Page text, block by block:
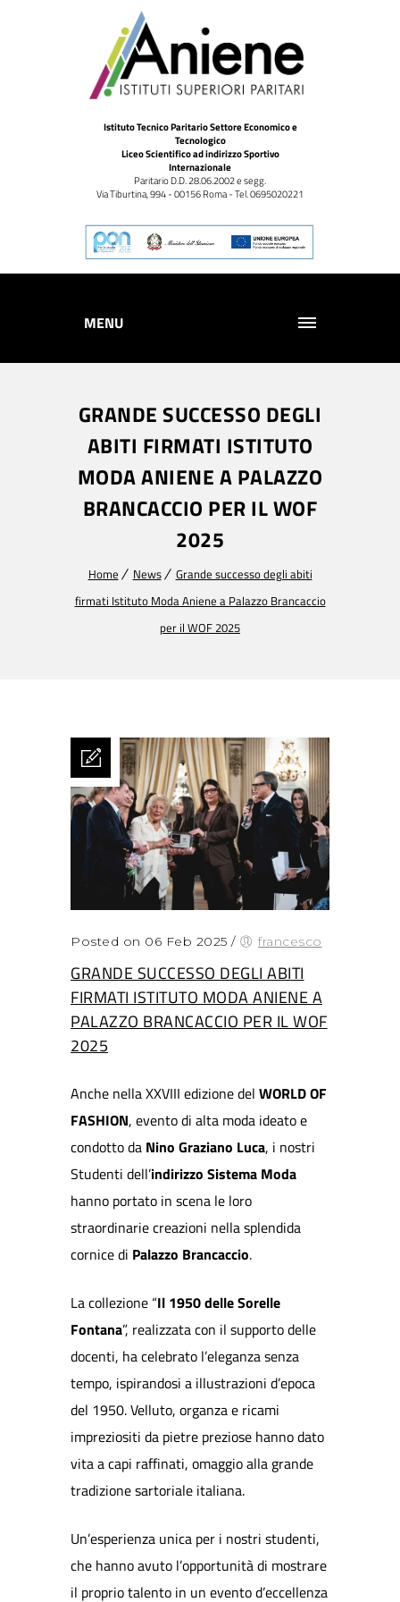
Istituto Tecnico Paritario Settore Economico e
Tecnologico
Liceo Scientifico ad indirizzo Sportivo
Internazionale
Paritario D.D. 28.06.2002 e segg.
Via Tiburtina, 994 - 00156 Roma - Tel. 0695020221
MENU
GRANDE SUCCESSO DEGLI
ABITI FIRMATI ISTITUTO
MODA ANIENE A PALAZZO
BRANCACCIO PER IL WOF
2025
Home News
Grande successo degli abiti
firmati Istituto Moda Aniene a Palazzo Brancaccio
per il WOF 2025
Posted on 06 Feb 2025 / francesco
GRANDE SUCCESSO DEGLI ABITI
FIRMATI ISTITUTO MODA ANIENE A
PALAZZO BRANCACCIO PER IL WOF
2025
Anche nella XXVIII edizione del WORLD OF
FASHION, evento di alta moda ideato e
condotto da Nino Graziano Luca, i nostri
Studenti dell’indirizzo Sistema Moda
hanno portato in scena le loro
straordinarie creazioni nella splendida
cornice di Palazzo Brancaccio.
La collezione “Il 1950 delle Sorelle
Fontana”, realizzata con il supporto delle
docenti, ha celebrato l’eleganza senza
tempo, ispirandosi a illustrazioni d’epoca
del 1950. Velluto, organza e ricami
impreziositi da pietre preziose hanno dato
vita a capi raffinati, omaggio alla grande
tradizione sartoriale italiana.
Un’esperienza unica per i nostri studenti,
che hanno avuto l’opportunità di mostrare
il proprio talento in un evento d’eccellenza